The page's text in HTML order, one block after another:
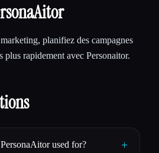
planifiez des campagnes
plus rapidement avec Personaitor.
used for? +